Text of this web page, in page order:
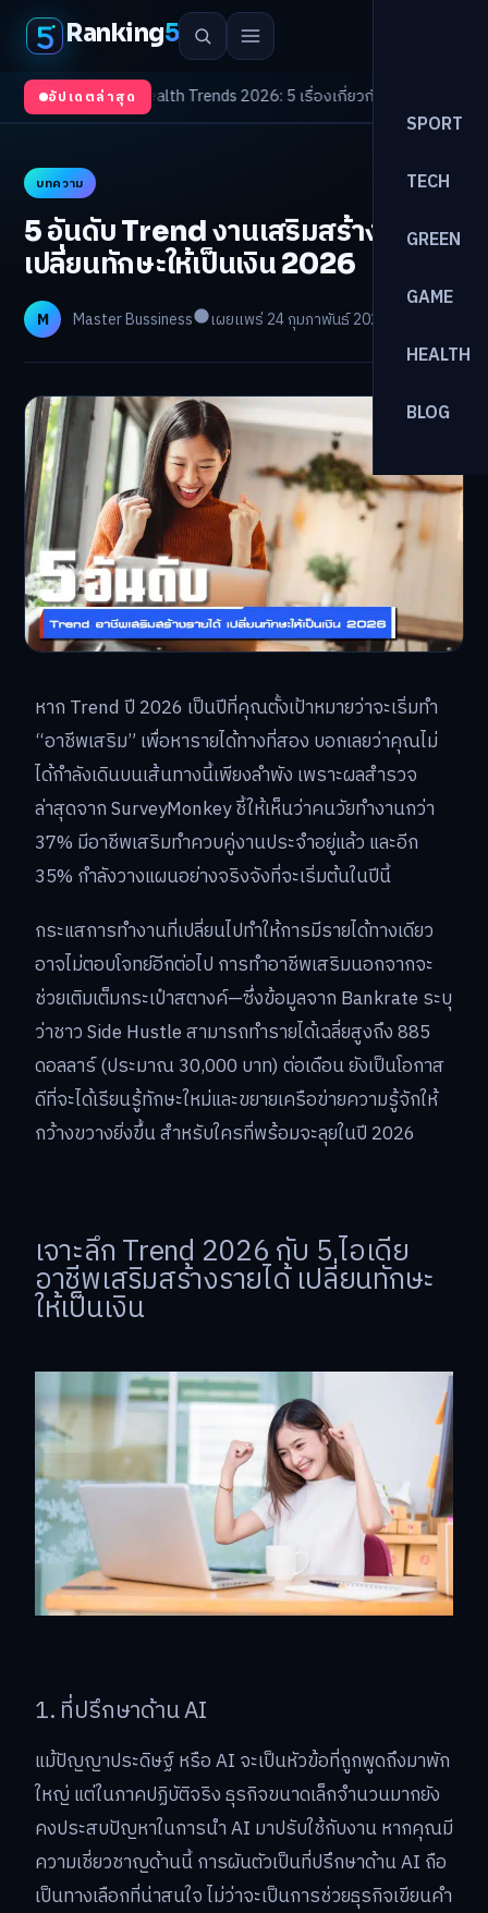
Ranking5
SPORT
TECH
GREEN
GAME
HEALTH
BLOG
อัปเดตล่าสุด
งจับตา/Health Trends 2026: 5 เรื่องเกี่ยวกับการแพทย์ที่ควรรู้
บทความ
5 อันดับ Trend งานเสริมสร้างรายได้
เปลี่ยนทักษะให้เป็นเงิน 2026
M Master Bussiness เผยแพร่ 24 กุมภาพันธ์ 2026
หาก Trend ปี 2026 เป็นปีที่คุณตั้งเป้าหมายว่าจะเริ่มทำ
“อาชีพเสริม” เพื่อหารายได้ทางที่สอง บอกเลยว่าคุณไม่
ได้กำลังเดินบนเส้นทางนี้เพียงลำพัง เพราะผลสำรวจ
ล่าสุดจาก SurveyMonkey ชี้ให้เห็นว่าคนวัยทำงานกว่า
37% มีอาชีพเสริมทำควบคู่งานประจำอยู่แล้ว และอีก
35% กำลังวางแผนอย่างจริงจังที่จะเริ่มต้นในปีนี้
กระแสการทำงานที่เปลี่ยนไปทำให้การมีรายได้ทางเดียว
อาจไม่ตอบโจทย์อีกต่อไป การทำอาชีพเสริมนอกจากจะ
ช่วยเติมเต็มกระเป๋าสตางค์—ซึ่งข้อมูลจาก Bankrate ระบุ
ว่าชาว Side Hustle สามารถทำรายได้เฉลี่ยสูงถึง 885
ดอลลาร์ (ประมาณ 30,000 บาท) ต่อเดือน ยังเป็นโอกาส
ดีที่จะได้เรียนรู้ทักษะใหม่และขยายเครือข่ายความรู้จักให้
กว้างขวางยิ่งขึ้น สำหรับใครที่พร้อมจะลุยในปี 2026
เจาะลึก Trend 2026 กับ 5 ไอเดีย
อาชีพเสริมสร้างรายได้ เปลี่ยนทักษะ
ให้เป็นเงิน
1. ที่ปรึกษาด้าน AI
แม้ปัญญาประดิษฐ์ หรือ AI จะเป็นหัวข้อที่ถูกพูดถึงมาพัก
ใหญ่ แต่ในภาคปฏิบัติจริง ธุรกิจขนาดเล็กจำนวนมากยัง
คงประสบปัญหาในการนำ AI มาปรับใช้กับงาน หากคุณมี
ความเชี่ยวชาญด้านนี้ การผันตัวเป็นที่ปรึกษาด้าน AI ถือ
เป็นทางเลือกที่น่าสนใจ ไม่ว่าจะเป็นการช่วยธุรกิจเขียนคำ